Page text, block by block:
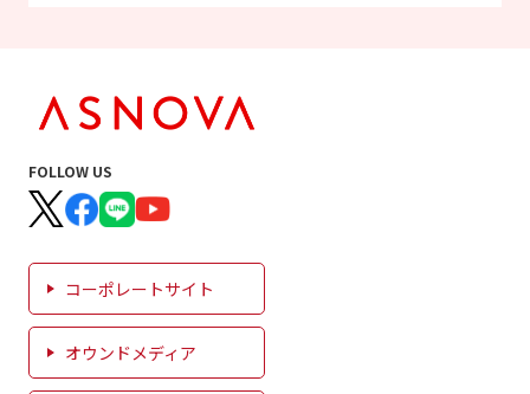
FOLLOW US
コーポレートサイト
オウンドメディア